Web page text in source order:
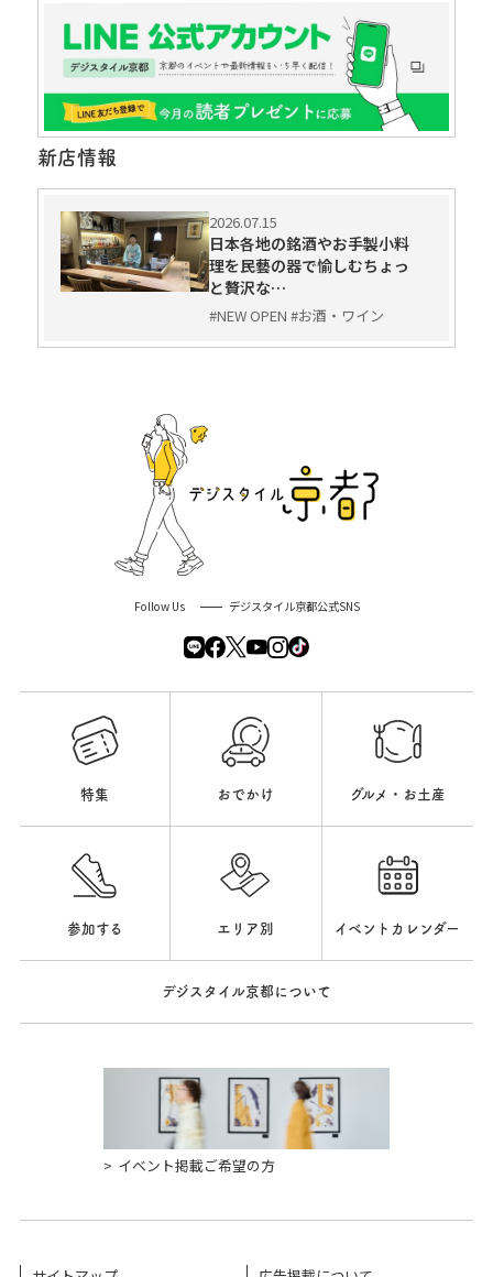
新店情報
2026.07.15
日本各地の銘酒やお手製小料
理を民藝の器で愉しむちょっ
と贅沢な…
#NEW OPEN #お酒・ワイン
Follow Us デジスタイル京都公式SNS
特集 おでかけ グルメ・お土産
参加する エリア別 イベントカレンダー
デジスタイル京都について
イベント掲載ご希望の方